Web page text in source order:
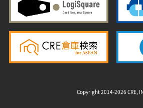
Copyright 2014-2026 CRE,